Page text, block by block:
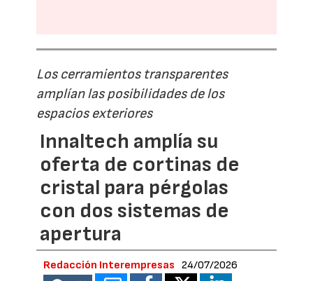
Los cerramientos transparentes
amplían las posibilidades de los
espacios exteriores
Innaltech amplía su
oferta de cortinas de
cristal para pérgolas
con dos sistemas de
apertura
Redacción Interempresas 24/07/2026